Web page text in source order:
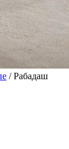
/ Рабадаш